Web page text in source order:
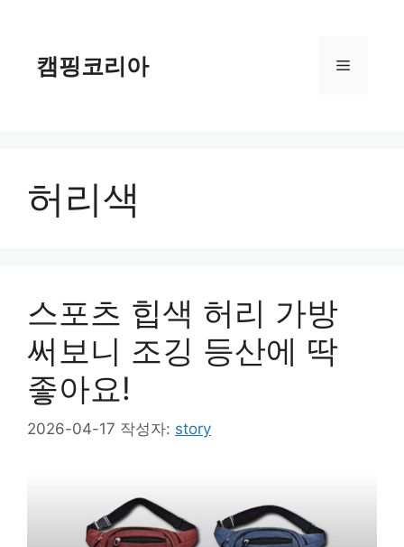
캠핑코리아 메
허리색
스포츠 힙색 허리 가방
써보니 조깅 등산에 딱
좋아요!
2026-04-17 작성자: story